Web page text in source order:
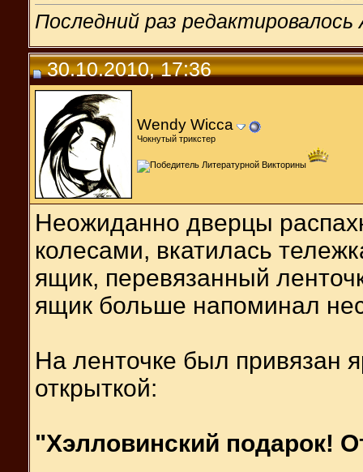
Последний раз
30.10.2010, 17:36
Wendy Wicca
Чокнутый трикстер
Неожиданно дверцы
колесами, вкатилась
ящик, перевязанный
ящик больше напоминал
На ленточке был привязан
открыткой:
"Хэлловинский подарок!